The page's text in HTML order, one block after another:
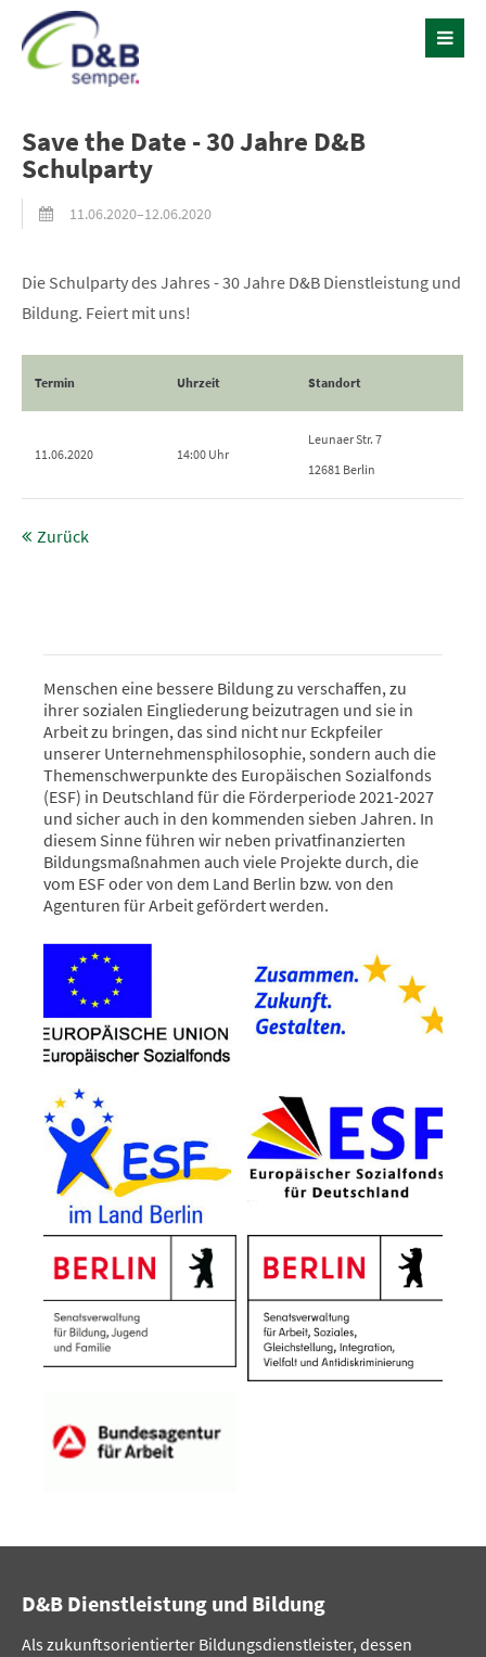
Save the Date - 30 Jahre D&B
Schulparty
11.06.2020–12.06.2020
Die Schulparty des Jahres - 30 Jahre D&B Dienstleistung und
Bildung. Feiert mit uns!
Termin Uhrzeit Standort
11.06.2020 14:00 Uhr
Leunaer Str. 7
12681 Berlin
Zurück
Menschen eine bessere Bildung zu verschaffen, zu
ihrer sozialen Eingliederung beizutragen und sie in
Arbeit zu bringen, das sind nicht nur Eckpfeiler
unserer Unternehmensphilosophie, sondern auch die
Themenschwerpunkte des Europäischen Sozialfonds
(ESF) in Deutschland für die Förderperiode 2021-2027
und sicher auch in den kommenden sieben Jahren. In
diesem Sinne führen wir neben privatfinanzierten
Bildungsmaßnahmen auch viele Projekte durch, die
vom ESF oder von dem Land Berlin bzw. von den
Agenturen für Arbeit gefördert werden.
D&B Dienstleistung und Bildung
Als zukunftsorientierter Bildungsdienstleister, dessen